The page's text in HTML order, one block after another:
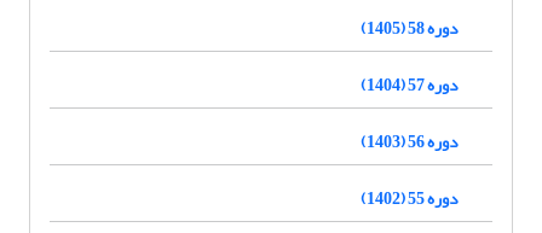
دوره 58 (1405)
دوره 57 (1404)
دوره 56 (1403)
دوره 55 (1402)